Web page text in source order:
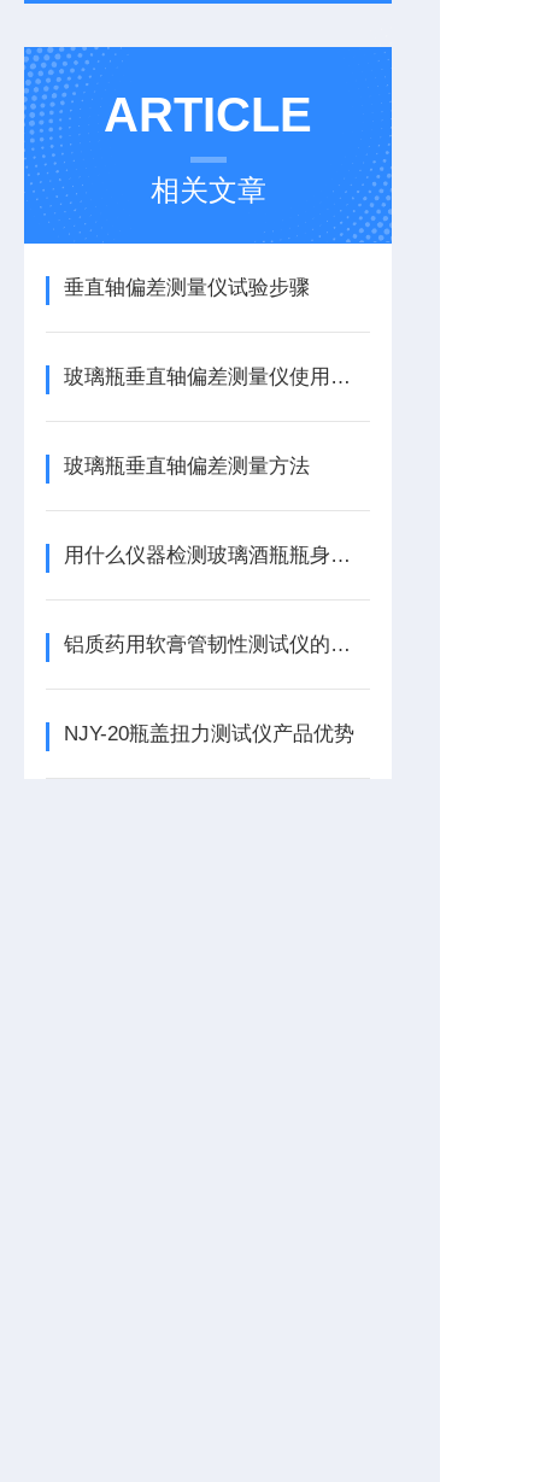
ARTICLE
相关文章
垂直轴偏差测量仪试验步骤
玻璃瓶垂直轴偏差测量仪使用注意事项
玻璃瓶垂直轴偏差测量方法
用什么仪器检测玻璃酒瓶瓶身不圆度呢？ ZPY-A圆跳动测量仪
铝质药用软膏管韧性测试仪的相关介绍
NJY-20瓶盖扭力测试仪产品优势